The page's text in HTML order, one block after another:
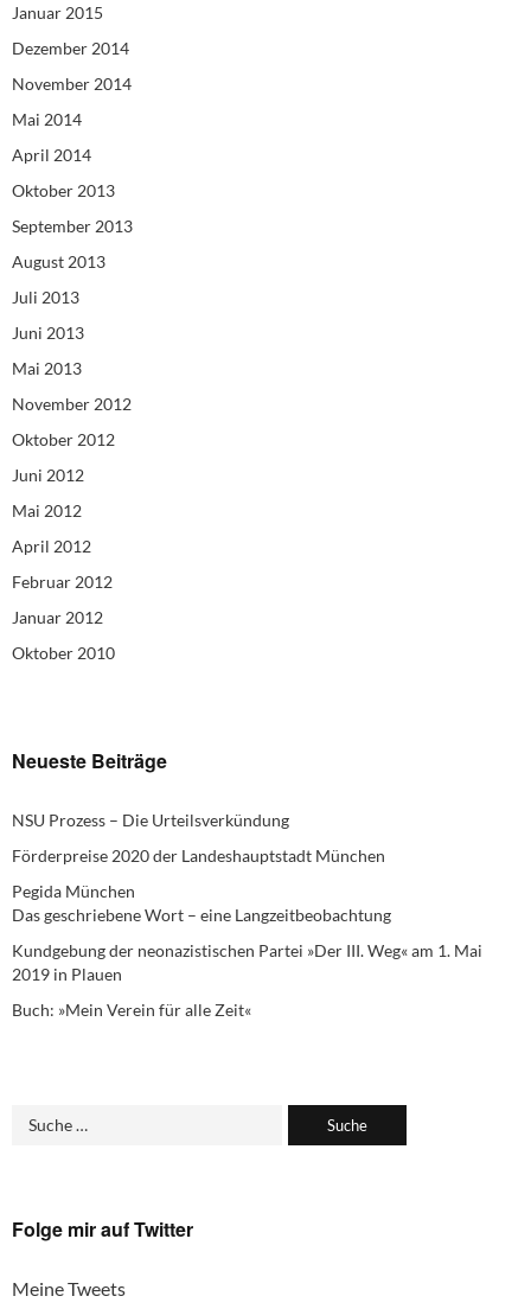
Januar 2015
Dezember 2014
November 2014
Mai 2014
April 2014
Oktober 2013
September 2013
August 2013
Juli 2013
Juni 2013
Mai 2013
November 2012
Oktober 2012
Juni 2012
Mai 2012
April 2012
Februar 2012
Januar 2012
Oktober 2010
Neueste Beiträge
NSU Prozess – Die Urteilsverkündung
Förderpreise 2020 der Landeshauptstadt München
Pegida München
Das geschriebene Wort – eine Langzeitbeobachtung
Kundgebung der neonazistischen Partei »Der III. Weg« am 1. Mai
2019 in Plauen
Buch: »Mein Verein für alle Zeit«
Folge mir auf Twitter
Meine Tweets